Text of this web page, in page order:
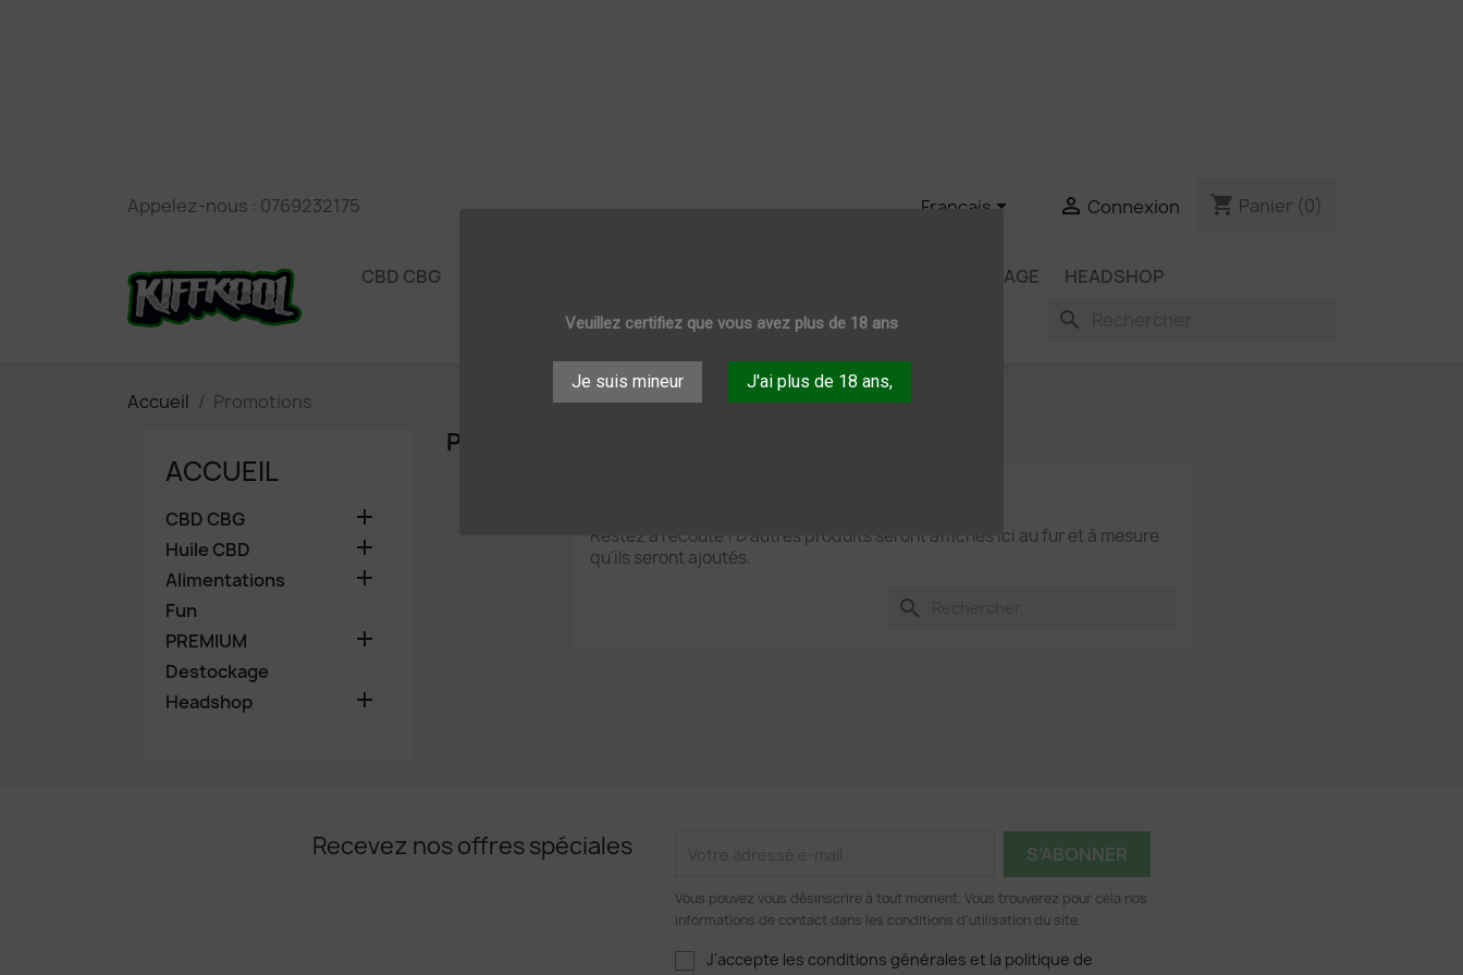
Veuillez certifiez que vous avez plus de 18 ans
Je suis mineur J'ai plus de 18 ans,
Appelez-nous : 0769232175 Français  Connexion shopping_cart Panier (0)
CBD CBG DESTOCKAGE HEADSHOP
search
Accueil Promotions
ACCUEIL
CBD CBG 
Huile CBD 
Alimentations 
Fun
PREMIUM

Destockage
Headshop

PROMOTIONS
Restez à l'écoute ! D'autres produits seront affichés ici au fur et à mesure
qu'ils seront ajoutés.
search
Recevez nos offres spéciales
Vous pouvez vous désinscrire à tout moment. Vous trouverez pour cela nos
informations de contact dans les conditions d'utilisation du site.
J'accepte les conditions générales et la politique de